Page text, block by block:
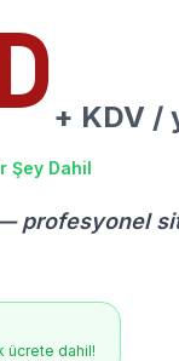
+ KDV /
Şey Dahil
profesyonel
ücrete dahil!